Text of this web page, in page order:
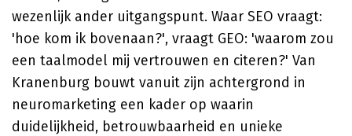
wezenlijk ander uitgangspunt. Waar SEO vraagt:
'hoe kom ik bovenaan?', vraagt GEO: 'waarom zou
een taalmodel mij vertrouwen en citeren?' Van
Kranenburg bouwt vanuit zijn achtergrond in
neuromarketing een kader op waarin
duidelijkheid, betrouwbaarheid en unieke